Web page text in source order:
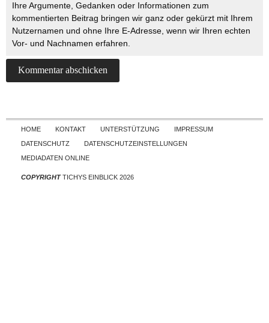
Ihre Argumente, Gedanken oder Informationen zum
kommentierten Beitrag bringen wir ganz oder gekürzt mit Ihrem
Nutzernamen und ohne Ihre E-Adresse, wenn wir Ihren echten
Vor- und Nachnamen erfahren.
Skip to content
HOME KONTAKT UNTERSTÜTZUNG
IMPRESSUM
DATENSCHUTZ
DATENSCHUTZEINSTELLUNGEN
MEDIADATEN ONLINE
COPYRIGHTTICHYS EINBLICK 2026